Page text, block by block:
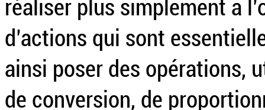
réaliser plus simplement à
d’actions qui sont
ainsi poser des opérations,
de conversion, de